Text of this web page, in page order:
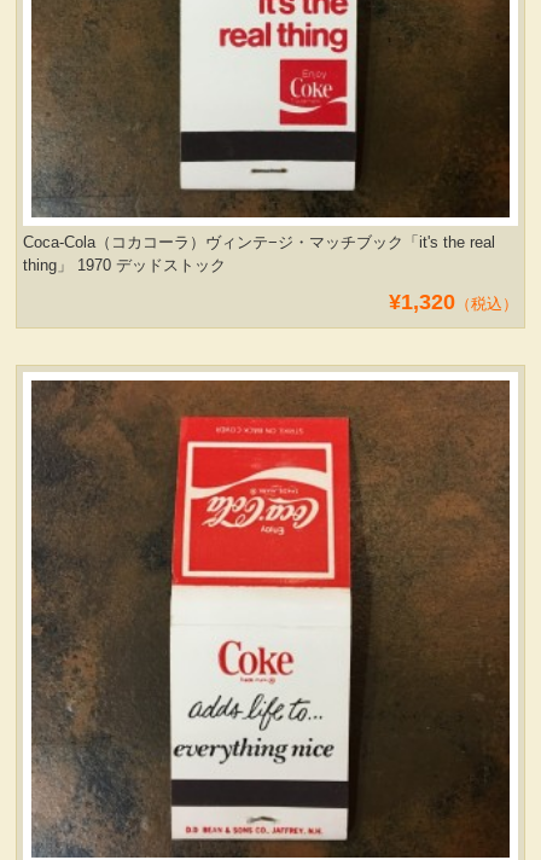
Coca-Cola（コカコーラ）ヴィンテ−ジ・マッチブック「it's the real
thing」 1970 デッドストック
¥1,320（税込）